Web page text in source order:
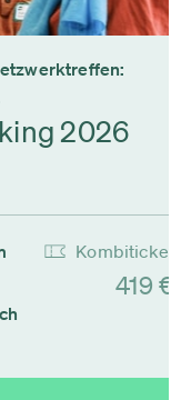
2026
Kombiticket
419 €